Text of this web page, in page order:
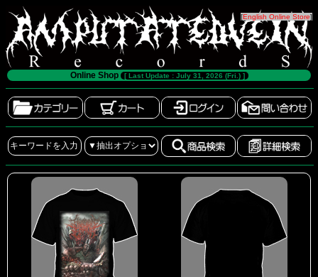
[English Online Store]
Online Shop [ Last Update : July 31, 2026 (Fri.) ]